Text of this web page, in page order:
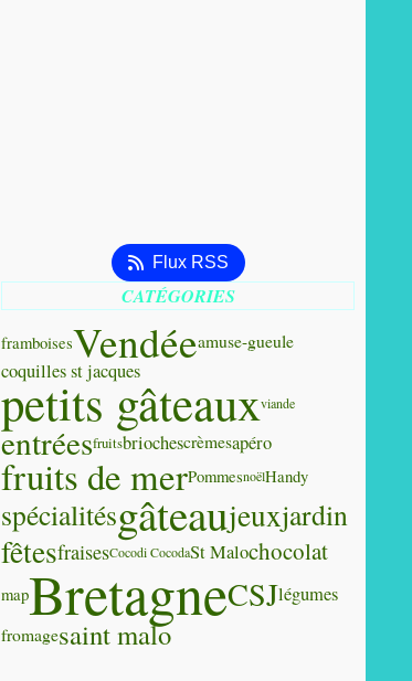
Flux RSS
CATÉGORIES
framboisesVendéeamuse-gueule
coquilles st jacques
petits gâteauxviande
entréesfruitsbriochescrèmesapéro
fruits de merPommesnoëlHandy
spécialitésgâteaujeuxjardin
fêtesfraisesCocodi CocodaSt Malochocolat
mapBretagneCSJlégumes
fromagesaint malo